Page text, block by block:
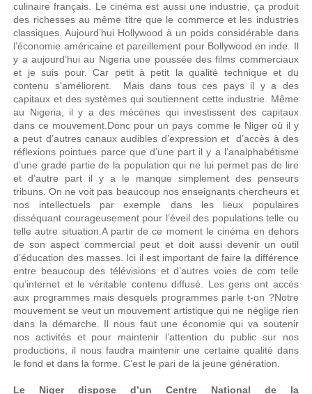
culinaire français. Le cinéma est aussi une industrie, ça produit
des richesses au même titre que le commerce et les industries
classiques. Aujourd’hui Hollywood à un poids considérable dans
l’économie américaine et pareillement pour Bollywood en inde. Il
y a aujourd’hui au Nigeria une poussée des films commerciaux
et je suis pour. Car petit à petit la qualité technique et du
contenu s’améliorent. Mais dans tous ces pays il y a des
capitaux et des systèmes qui soutiennent cette industrie. Même
au Nigeria, il y a des mécènes qui investissent des capitaux
dans ce mouvement.Donc pour un pays comme le Niger où il y
a peut d’autres canaux audibles d’expression et d’accès à des
réflexions pointues parce que d’une part il y a l’analphabétisme
d’une grade partie de la population qui ne lui permet pas de lire
et d’autre part il y a le manque simplement des penseurs
tribuns. On ne voit pas beaucoup nos enseignants chercheurs et
nos intellectuels par exemple dans les lieux populaires
disséquant courageusement pour l’éveil des populations telle ou
telle autre situation.A partir de ce moment le cinéma en dehors
de son aspect commercial peut et doit aussi devenir un outil
d’éducation des masses. Ici il est important de faire la différence
entre beaucoup des télévisions et d’autres voies de com telle
qu’internet et le véritable contenu diffusé. Les gens ont accès
aux programmes mais desquels programmes parle t-on ?Notre
mouvement se veut un mouvement artistique qui ne néglige rien
dans la démarche. Il nous faut une économie qui va soutenir
nos activités et pour maintenir l’attention du public sur nos
productions, il nous faudra maintenir une certaine qualité dans
le fond et dans la forme. C’est le pari de la jeune génération.
Le Niger dispose d’un Centre National de la